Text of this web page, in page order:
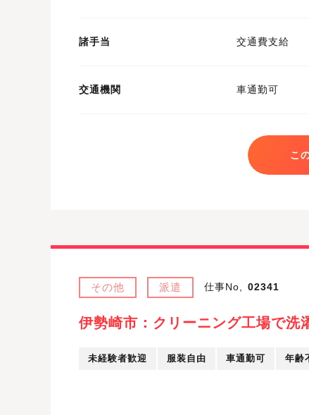
諸手当 交通費支給
交通機関 車通勤可
こ
その他 派遣 仕事No, 02341
伊勢崎市：クリーニング工場で洗
未経験者歓迎 服装自由 車通勤可 年齢